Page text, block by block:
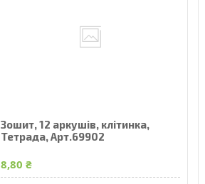
Зошит, 12 аркушів, клітинка,
Тетрада, Арт.69902
8,80 ₴